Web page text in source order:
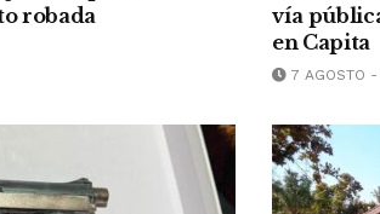
robada
vía
en Capita
7 AGOSTO